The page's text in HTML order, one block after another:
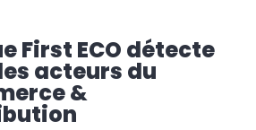
First ECO détecte
acteurs du
&